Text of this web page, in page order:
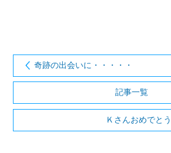
奇跡の出会いに・・・・・
記事一覧
Ｋさんおめでと